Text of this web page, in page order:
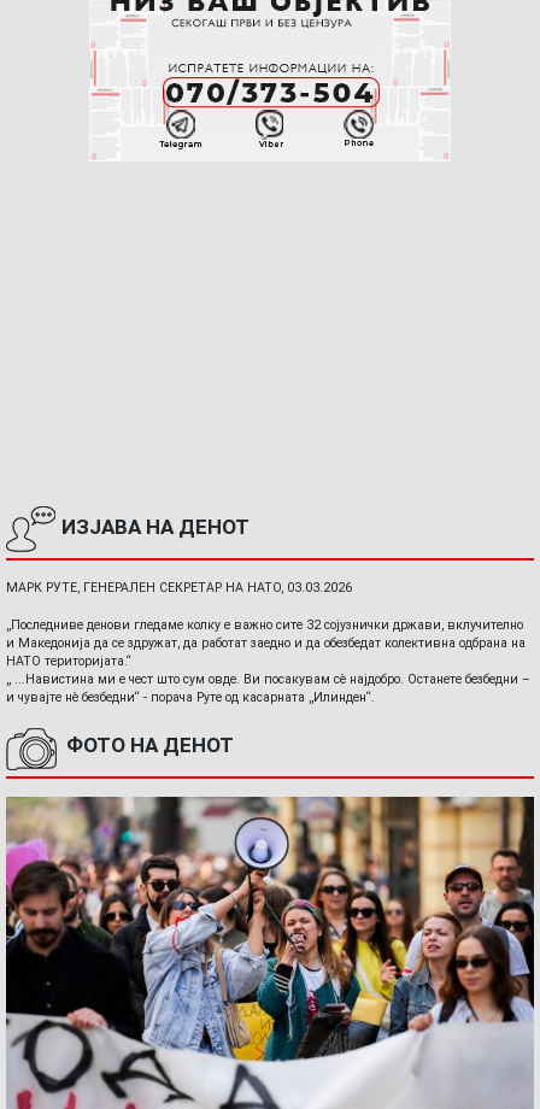
ИЗЈАВА НА ДЕНОТ
МАРК РУТЕ, ГЕНЕРАЛЕН СЕКРЕТАР НА НАТО, 03.03.2026
„Последниве денови гледаме колку е важно сите 32 сојузнички држави, вклучително
и Македонија да се здружат, да работат заедно и да обезбедат колективна одбрана на
НАТО територијата.“
„ ...Навистина ми е чест што сум овде. Ви посакувам сè најдобро. Останете безбедни –
и чувајте нè безбедни“ - порача Руте од касарната „Илинден“.
ФОТО НА ДЕНОТ